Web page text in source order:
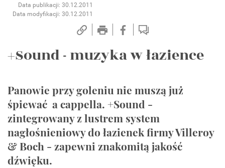
Data publikacji: 30.12.2011
Data modyfikacji: 30.12.2011
+Sound - muzyka w łazience
Panowie przy goleniu nie muszą już
śpiewać a cappella. +Sound -
zintegrowany z lustrem system
nagłośnieniowy do łazienek firmy Villeroy
& Boch - zapewni znakomitą jakość
dźwięku.